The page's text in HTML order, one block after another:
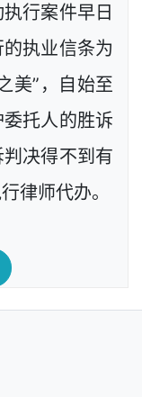
行案件早日
执业信条为
美”，自始至
托人的胜诉
决得不到有
律师代办。